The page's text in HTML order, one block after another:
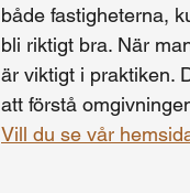
både fastigheterna,
bli riktigt bra. När
är viktigt i praktiken.
att förstå
Vill du se vår